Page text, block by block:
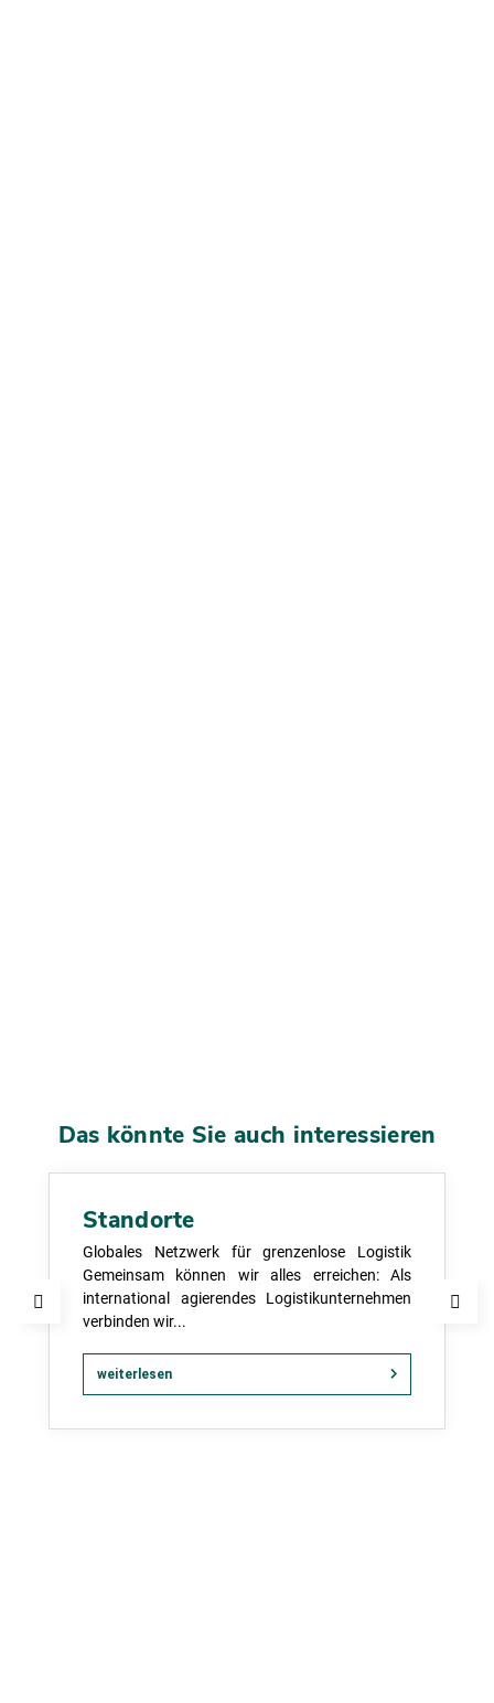
Das könnte Sie auch interessieren
Standorte
Globales Netzwerk für grenzenlose Logistik
Gemeinsam können wir alles erreichen: Als
international agierendes Logistikunternehmen
verbinden wir...
weiterlesen